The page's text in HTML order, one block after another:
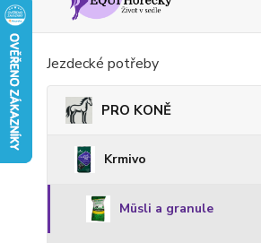
Jezdecké potřeby
PRO KONĚ
Krmivo
Müsli a granule